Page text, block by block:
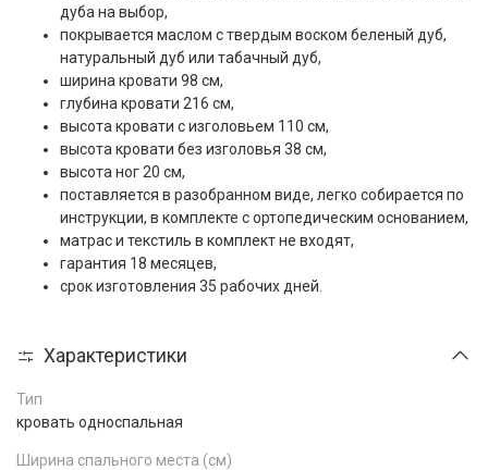
дуба на выбор,
покрывается маслом с твердым воском беленый дуб,
натуральный дуб или табачный дуб,
ширина кровати 98 см,
глубина кровати 216 см,
высота кровати с изголовьем 110 см,
высота кровати без изголовья 38 см,
высота ног 20 см,
поставляется в разобранном виде, легко собирается по
инструкции, в комплекте с ортопедическим основанием,
матрас и текстиль в комплект не входят,
гарантия 18 месяцев,
срок изготовления 35 рабочих дней.
Характеристики
Тип
кровать односпальная
Ширина спального места (см)